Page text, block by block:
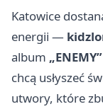
Katowice
energii —
album „ENEMY”
chcą usłyszeć
utwory, które